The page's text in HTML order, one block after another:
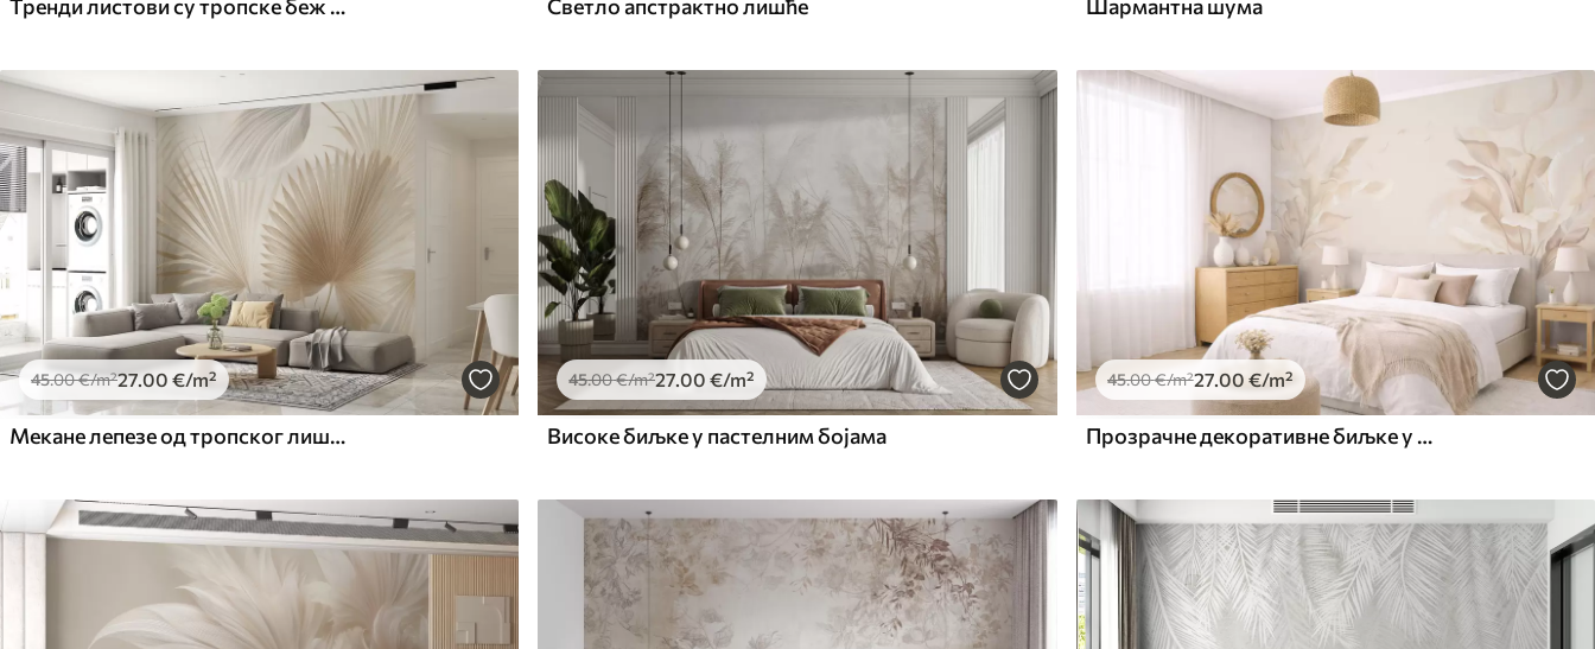
Тренди листови су тропске беж боје Светло апстрактно лишће Шармантна шума
45.00€/m²27.00 €/m²
Мекане лепезе од тропског лишћа у светло беж и плавкастим тоновима
45.00€/m²27.00 €/m²
Високе биљке у пастелним бојама
45.00€/m²27.00 €/m²
Прозрачне декоративне биљке у топлим кремастим тоновима